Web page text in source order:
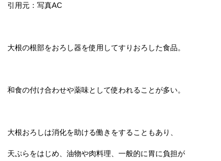
引用元：写真AC
大根の根部をおろし器を使用してすりおろした食品。
和食の付け合わせや薬味として使われることが多い。
大根おろしは消化を助ける働きをすることもあり、
天ぷらをはじめ、油物や肉料理、一般的に胃に負担が